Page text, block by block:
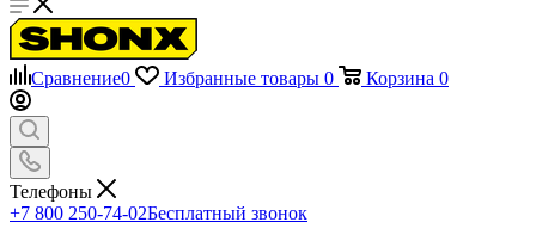
Сравнение0 Избранные товары 0 Корзина 0
Телефоны
+7 800 250-74-02Бесплатный звонок